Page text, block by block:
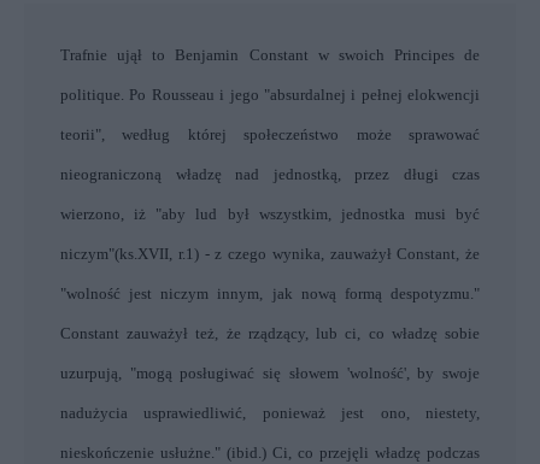
Trafnie ujął to Benjamin Constant w swoich Principes de
politique. Po Rousseau i jego "absurdalnej i pełnej elokwencji
teorii", według której społeczeństwo może sprawować
nieograniczoną władzę nad jednostką, przez długi czas
wierzono, iż "aby lud był wszystkim, jednostka musi być
niczym"(ks.XVII, r.1) - z czego wynika, zauważył Constant, że
"wolność jest niczym innym, jak nową formą despotyzmu."
Constant zauważył też, że rządzący, lub ci, co władzę sobie
uzurpują, "mogą posługiwać się słowem 'wolność', by swoje
nadużycia usprawiedliwić, ponieważ jest ono, niestety,
nieskończenie usłużne." (ibid.) Ci, co przejęli władzę podczas